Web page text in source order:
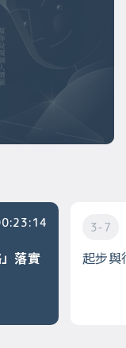
落實
3-7
起步與